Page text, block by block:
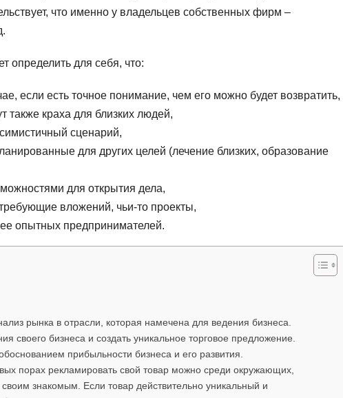
что именно у владельцев собственных фирм –
определить для себя, что:
если есть точное понимание, чем его можно будет возвратить,
также краха для близких людей,
сценарий,
для других целей (лечение близких, образование
для открытия дела,
вложений, чьи-то проекты,
опытных предпринимателей.
рынка в отрасли, которая намечена для ведения бизнеса.
своего бизнеса и создать уникальное торговое предложение.
прибыльности бизнеса и его развития.
порах рекламировать свой товар можно среди окружающих,
знакомым. Если товар действительно уникальный и